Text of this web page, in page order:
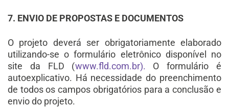
7. ENVIO DE PROPOSTAS E DOCUMENTOS
O projeto deverá ser obrigatoriamente elaborado
utilizando-se o formulário eletrônico disponível no
site da FLD (www.fld.com.br). O formulário é
autoexplicativo. Há necessidade do preenchimento
de todos os campos obrigatórios para a conclusão e
envio do projeto.